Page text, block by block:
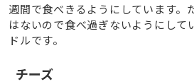
週間で食べきるようにしています。
はないので食べ過ぎないようにして
ドルです。
チーズ